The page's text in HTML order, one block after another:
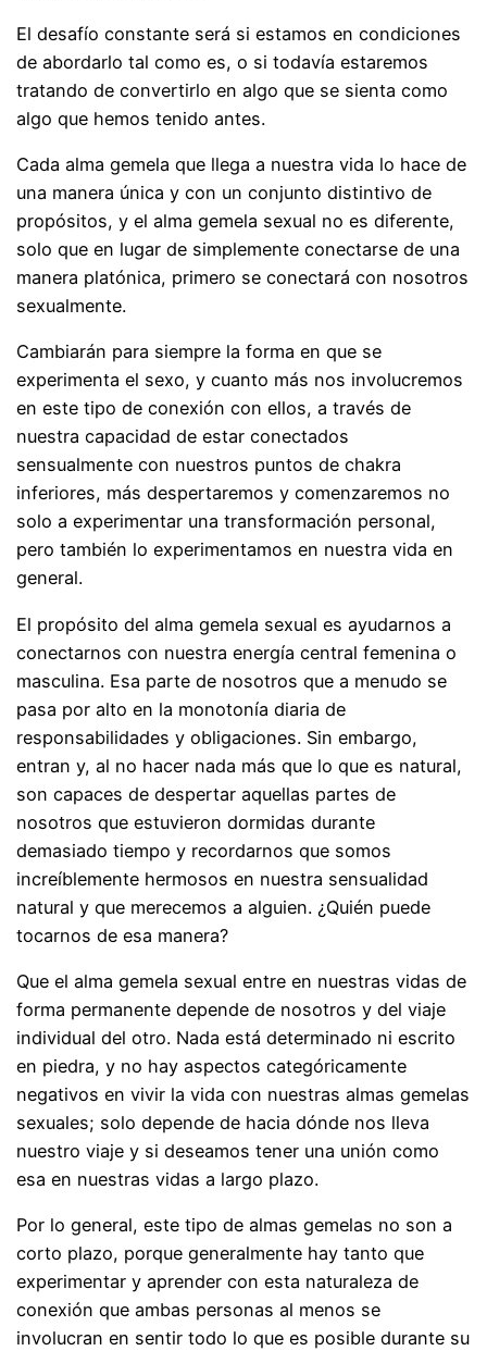
El desafío constante será si estamos en condiciones
de abordarlo tal como es, o si todavía estaremos
tratando de convertirlo en algo que se sienta como
algo que hemos tenido antes.
Cada alma gemela que llega a nuestra vida lo hace de
una manera única y con un conjunto distintivo de
propósitos, y el alma gemela sexual no es diferente,
solo que en lugar de simplemente conectarse de una
manera platónica, primero se conectará con nosotros
sexualmente.
Cambiarán para siempre la forma en que se
experimenta el sexo, y cuanto más nos involucremos
en este tipo de conexión con ellos, a través de
nuestra capacidad de estar conectados
sensualmente con nuestros puntos de chakra
inferiores, más despertaremos y comenzaremos no
solo a experimentar una transformación personal,
pero también lo experimentamos en nuestra vida en
general.
El propósito del alma gemela sexual es ayudarnos a
conectarnos con nuestra energía central femenina o
masculina. Esa parte de nosotros que a menudo se
pasa por alto en la monotonía diaria de
responsabilidades y obligaciones. Sin embargo,
entran y, al no hacer nada más que lo que es natural,
son capaces de despertar aquellas partes de
nosotros que estuvieron dormidas durante
demasiado tiempo y recordarnos que somos
increíblemente hermosos en nuestra sensualidad
natural y que merecemos a alguien. ¿Quién puede
tocarnos de esa manera?
Que el alma gemela sexual entre en nuestras vidas de
forma permanente depende de nosotros y del viaje
individual del otro. Nada está determinado ni escrito
en piedra, y no hay aspectos categóricamente
negativos en vivir la vida con nuestras almas gemelas
sexuales; solo depende de hacia dónde nos lleva
nuestro viaje y si deseamos tener una unión como
esa en nuestras vidas a largo plazo.
Por lo general, este tipo de almas gemelas no son a
corto plazo, porque generalmente hay tanto que
experimentar y aprender con esta naturaleza de
conexión que ambas personas al menos se
involucran en sentir todo lo que es posible durante su